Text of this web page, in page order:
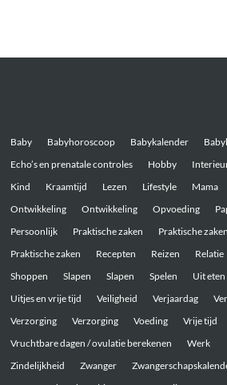
Baby Babyhoroscoop Babykalender
Echo’s en prenatale controles
Hobby
Kind
Kraamtijd Lezen Lifestyle
Mama
Ontwikkeling
Ontwikkeling Opvoeding
Persoonlijk
Praktische zaken
Praktische zaken
Praktische zaken
Recepten Reizen Relatie
Shoppen
Slapen Slapen Spelen Uit eten
Uitjes en vrije tijd
Veiligheid Verjaardag
Verzorging
Verzorging Voeding
Vrije tijd
Vruchtbare dagen / ovulatie berekenen
Werk
Zindelijkheid
Zwanger